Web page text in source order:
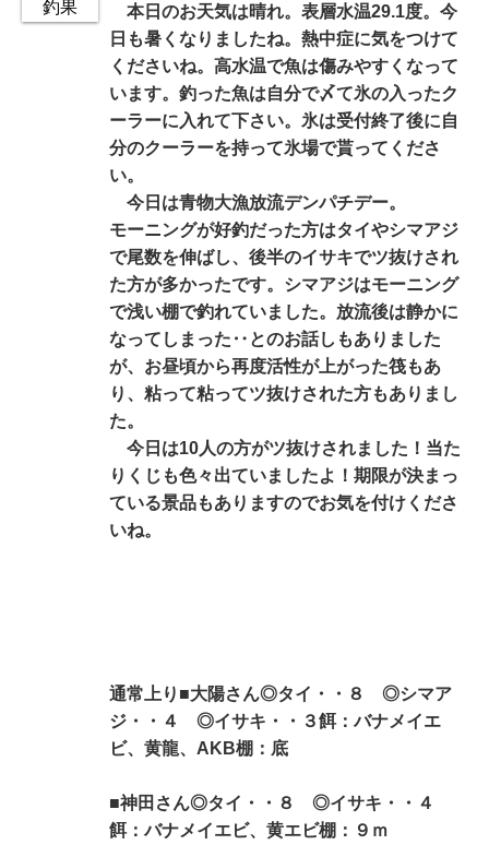
本日のお天気は晴れ。表層水温29.1度。今
日も暑くなりましたね。熱中症に気をつけて
くださいね。高水温で魚は傷みやすくなって
います。釣った魚は自分で〆て氷の入ったク
ーラーに入れて下さい。氷は受付終了後に自
分のクーラーを持って氷場で貰ってくださ
い。
今日は青物大漁放流デンパチデー。
モーニングが好釣だった方はタイやシマアジ
で尾数を伸ばし、後半のイサキでツ抜けされ
た方が多かったです。シマアジはモーニング
で浅い棚で釣れていました。放流後は静かに
なってしまった‥とのお話しもありました
が、お昼頃から再度活性が上がった筏もあ
り、粘って粘ってツ抜けされた方もありまし
た。
今日は10人の方がツ抜けされました！当た
りくじも色々出ていましたよ！期限が決まっ
ている景品もありますのでお気を付けくださ
いね。
通常上り■大陽さん◎タイ・・８ ◎シマア
ジ・・４ ◎イサキ・・３餌：バナメイエ
ビ、黄龍、AKB棚：底
■神田さん◎タイ・・８ ◎イサキ・・４
餌：バナメイエビ、黄エビ棚：９ｍ